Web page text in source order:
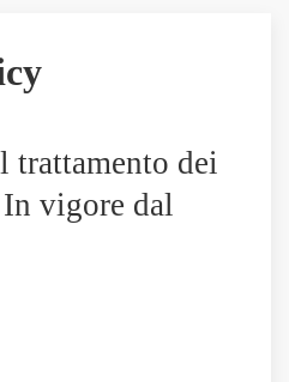
non
solo
trattamento dei
vigore dal